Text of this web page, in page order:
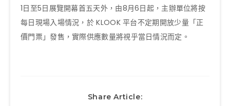
1日至5日展覽開幕首五天外，由8月6日起，主辦單位將按
每日現場入場情況，於 KLOOK 平台不定期開放少量「正
價門票」發售，實際供應數量將視乎當日情況而定。
Share Article: